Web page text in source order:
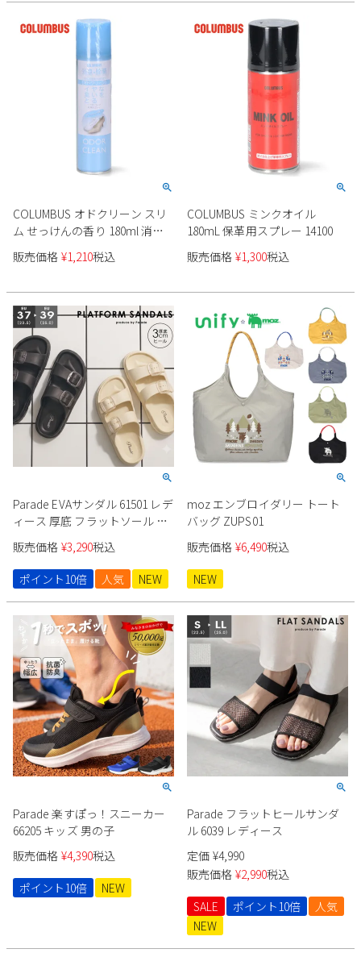
COLUMBUS オドクリーン スリ
ム せっけんの香り 180ml 消臭
スプレー 14270
販売価格 ¥1,210税込
COLUMBUS ミンクオイル
180mL 保革用スプレー 14100
販売価格 ¥1,300税込
Parade EVAサンダル 61501 レデ
ィース 厚底 フラットソール フ
ットベッド
販売価格 ¥3,290税込
ポイント10倍
人気 NEW
moz エンブロイダリー トート
バッグ ZUPS01
販売価格 ¥6,490税込
NEW
Parade 楽すぽっ！スニーカー
66205 キッズ 男の子
販売価格 ¥4,390税込
ポイント10倍
NEW
Parade フラットヒールサンダ
ル 6039 レディース
定価 ¥4,990
販売価格 ¥2,990税込
SALE
ポイント10倍
人気
NEW